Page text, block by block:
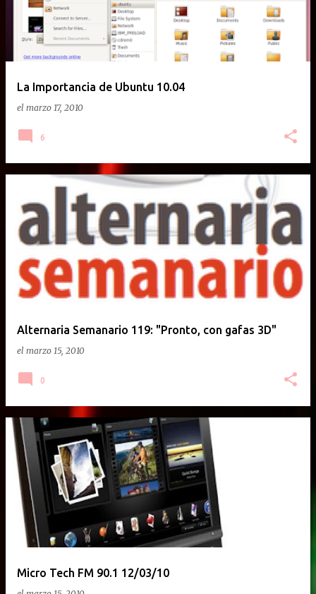
La Importancia de Ubuntu 10.04
el marzo 17, 2010
6
Alternaria Semanario 119: "Pronto, con gafas 3D"
el marzo 15, 2010
0
Micro Tech FM 90.1 12/03/10